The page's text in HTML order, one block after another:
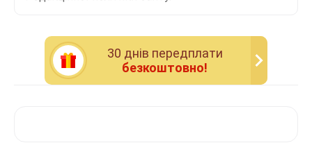
30 днiв передплати
безкоштовно!